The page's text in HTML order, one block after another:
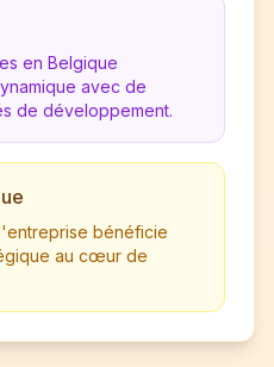
en Belgique
avec de
de développement.
l'entreprise bénéficie
au cœur de